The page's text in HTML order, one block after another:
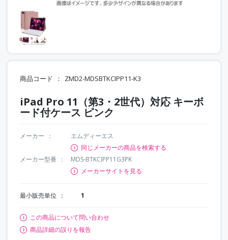
商品コード ZMD2-MDSBTKCIPP11-K3
iPad Pro 11（第3・2世代）対応 キーボ
ード付ケース ピンク
メーカー
エムディーエス
同じメーカーの商品を検索する
メーカー型番
MDS-BTKCIPP11G3PK
メーカーサイトを見る
最小販売単位 1
この商品について問い合わせ
商品詳細の誤りを報告